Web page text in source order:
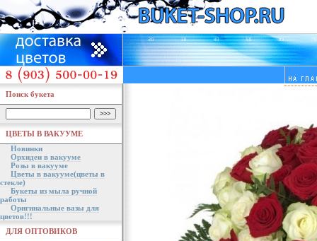
Поиск букета
ЦВЕТЫ В ВАКУУМЕ
Новинки
Орхидеи в вакууме
Розы в вакууме
Цветы в вакууме(цветы в
стекле)
Букеты из мыла ручной
работы
Оригинальные вазы для
цветов!!!
ДЛЯ ОПТОВИКОВ